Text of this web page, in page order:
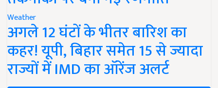
Weather
अगले 12 घंटों के भीतर बारिश का
कहर! यूपी, बिहार समेत 15 से ज्यादा
राज्यों में IMD का ऑरेंज अलर्ट